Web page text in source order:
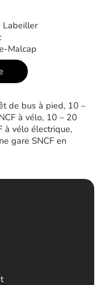
Labeiller
Malcap
de bus à pied, 10 –
à vélo, 10 – 20
à vélo électrique,
gare SNCF en